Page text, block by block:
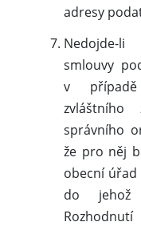
adresy
Nedojde-
smlouvy
v
správního
že pro něj
obecní
do jehož